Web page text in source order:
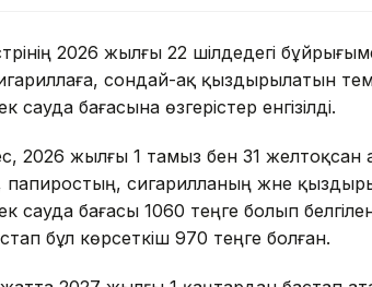
2026 жылғы 22 шілдедегі бұйрығымен
сондай-ақ қыздырылатын
сауда бағасына өзгерістер енгізілді.
2026 жылғы 1 тамыз бен 31 желтоқсан
папиростың, сигарилланың және
сауда бағасы 1060 теңге болып
бұл көрсеткіш 970 теңге болған.